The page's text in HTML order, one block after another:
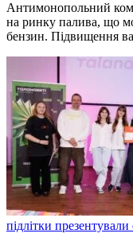
Антимонопольний
на ринку палива, що
бензин. Підвищення
підлітки презентували